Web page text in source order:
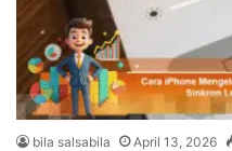
bila salsabila April 13, 2026